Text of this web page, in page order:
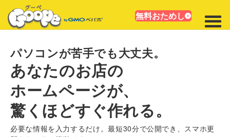
無料おためし
パソコンが苦手でも大丈夫。
あなたのお店の
ホームページが、
驚くほどすぐ作れる。
必要な情報を入力するだけ。最短30分で公開でき、スマホ更